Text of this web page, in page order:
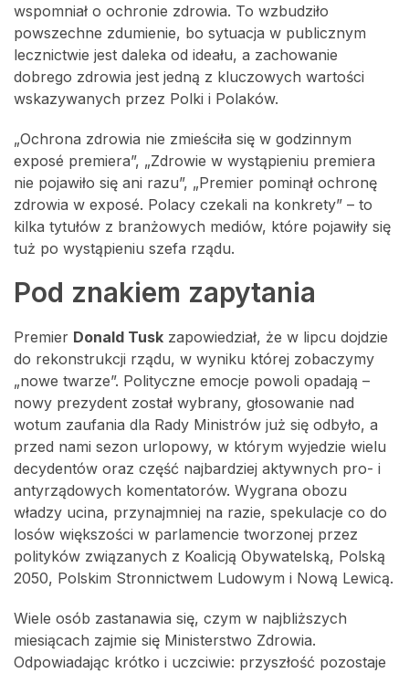
wspomniał o ochronie zdrowia. To wzbudziło
powszechne zdumienie, bo sytuacja w publicznym
lecznictwie jest daleka od ideału, a zachowanie
dobrego zdrowia jest jedną z kluczowych wartości
wskazywanych przez Polki i Polaków.
„Ochrona zdrowia nie zmieściła się w godzinnym
exposé premiera”, „Zdrowie w wystąpieniu premiera
nie pojawiło się ani razu”, „Premier pominął ochronę
zdrowia w exposé. Polacy czekali na konkrety” – to
kilka tytułów z branżowych mediów, które pojawiły się
tuż po wystąpieniu szefa rządu.
Pod znakiem zapytania
Premier Donald Tusk zapowiedział, że w lipcu dojdzie
do rekonstrukcji rządu, w wyniku której zobaczymy
„nowe twarze”. Polityczne emocje powoli opadają –
nowy prezydent został wybrany, głosowanie nad
wotum zaufania dla Rady Ministrów już się odbyło, a
przed nami sezon urlopowy, w którym wyjedzie wielu
decydentów oraz część najbardziej aktywnych pro- i
antyrządowych komentatorów. Wygrana obozu
władzy ucina, przynajmniej na razie, spekulacje co do
losów większości w parlamencie tworzonej przez
polityków związanych z Koalicją Obywatelską, Polską
2050, Polskim Stronnictwem Ludowym i Nową Lewicą.
Wiele osób zastanawia się, czym w najbliższych
miesiącach zajmie się Ministerstwo Zdrowia.
Odpowiadając krótko i uczciwie: przyszłość pozostaje